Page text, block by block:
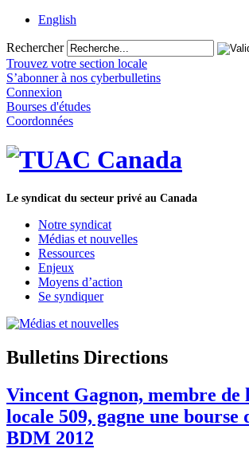
English
Rechercher
Trouvez votre section locale
S’abonner à nos cyberbulletins
Connexion
Bourses d'études
Coordonnées
Le syndicat du secteur privé au Canada
Notre syndicat
Médias et nouvelles
Ressources
Enjeux
Moyens d’action
Se syndiquer
Bulletins Directions
Vincent Gagnon, membre de
locale 509, gagne une bourse
BDM 2012